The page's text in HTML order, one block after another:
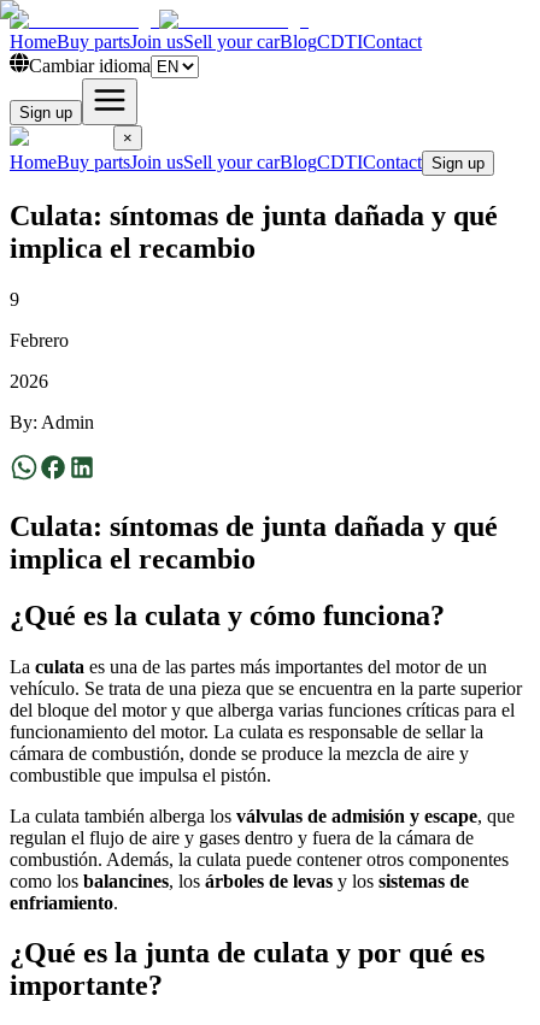
HomeBuy partsJoin usSell your carBlogCDTIContact
Cambiar idioma
Sign up
×
HomeBuy partsJoin usSell your carBlogCDTIContact Sign up
Culata: síntomas de junta dañada y qué
implica el recambio
9
Febrero
2026
By: Admin
Culata: síntomas de junta dañada y qué
implica el recambio
¿Qué es la culata y cómo funciona?
La culata es una de las partes más importantes del motor de un
vehículo. Se trata de una pieza que se encuentra en la parte superior
del bloque del motor y que alberga varias funciones críticas para el
funcionamiento del motor. La culata es responsable de sellar la
cámara de combustión, donde se produce la mezcla de aire y
combustible que impulsa el pistón.
La culata también alberga los válvulas de admisión y escape, que
regulan el flujo de aire y gases dentro y fuera de la cámara de
combustión. Además, la culata puede contener otros componentes
como los balancines, los árboles de levas y los sistemas de
enfriamiento.
¿Qué es la junta de culata y por qué es
importante?